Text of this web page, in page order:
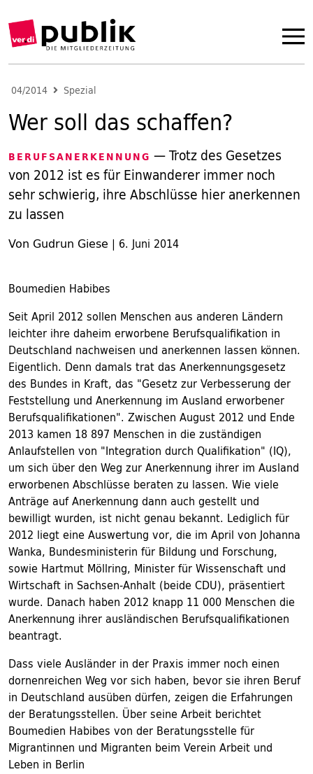
04/2014 Spezial
Wer soll das schaffen?
BERUFSANERKENNUNG — Trotz des Gesetzes
von 2012 ist es für Einwanderer immer noch
sehr schwierig, ihre Abschlüsse hier anerkennen
zu lassen
Von Gudrun Giese | 6. Juni 2014
Boumedien Habibes
Seit April 2012 sollen Menschen aus anderen Ländern
leichter ihre daheim erworbene Berufsqualifikation in
Deutschland nachweisen und anerkennen lassen können.
Eigentlich. Denn damals trat das Anerkennungsgesetz
des Bundes in Kraft, das "Gesetz zur Verbesserung der
Feststellung und Anerkennung im Ausland erworbener
Berufsqualifikationen". Zwischen August 2012 und Ende
2013 kamen 18 897 Menschen in die zuständigen
Anlaufstellen von "Integration durch Qualifikation" (IQ),
um sich über den Weg zur Anerkennung ihrer im Ausland
erworbenen Abschlüsse beraten zu lassen. Wie viele
Anträge auf Anerkennung dann auch gestellt und
bewilligt wurden, ist nicht genau bekannt. Lediglich für
2012 liegt eine Auswertung vor, die im April von Johanna
Wanka, Bundesministerin für Bildung und Forschung,
sowie Hartmut Möllring, Minister für Wissenschaft und
Wirtschaft in Sachsen-Anhalt (beide CDU), präsentiert
wurde. Danach haben 2012 knapp 11 000 Menschen die
Anerkennung ihrer ausländischen Berufsqualifikationen
beantragt.
Dass viele Ausländer in der Praxis immer noch einen
dornenreichen Weg vor sich haben, bevor sie ihren Beruf
in Deutschland ausüben dürfen, zeigen die Erfahrungen
der Beratungsstellen. Über seine Arbeit berichtet
Boumedien Habibes von der Beratungsstelle für
Migrantinnen und Migranten beim Verein Arbeit und
Leben in Berlin